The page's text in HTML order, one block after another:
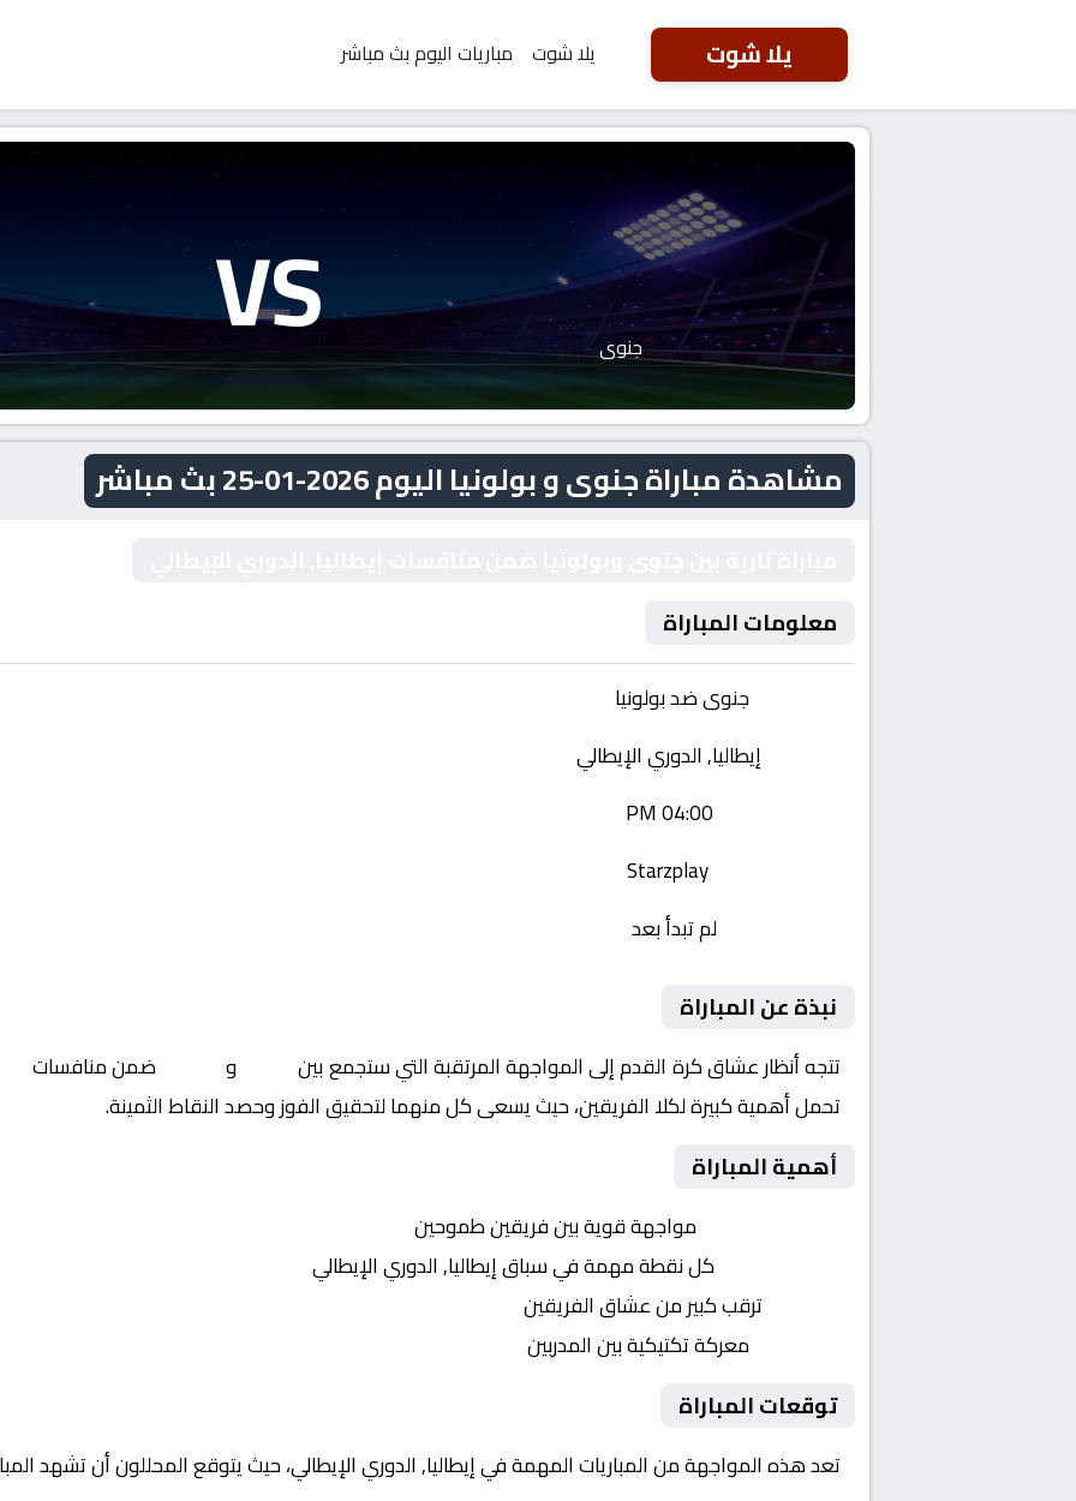
يلا شوت يلا شوت مباريات اليوم بث مباشر
جنوى VS
مشاهدة مباراة جنوى و بولونيا اليوم 2026-01-25 بث مباشر
معلومات المباراة
جنوى ضد بولونيا
إيطاليا, الدوري الإيطالي
لم تبدأ بعد
نبذة عن المباراة
تتجه أنظار عشاق كرة القدم إلى المواجهة المرتقبة التي ستجمع بين وبولونيا ضمن منافسات
تحمل أهمية كبيرة لكلا الفريقين، حيث يسعى كل منهما لتحقيق الفوز وحصد النقاط الثمينة.
أهمية المباراة
مواجهة قوية بين فريقين طموحين
كل نقطة مهمة في سباق إيطاليا, الدوري الإيطالي
ترقب كبير من عشاق الفريقين
معركة تكتيكية بين المدربين
توقعات المباراة
تعد هذه المواجهة من المباريات المهمة في إيطاليا, الدوري الإيطالي، حيث يتوقع المحللون أن تشهد